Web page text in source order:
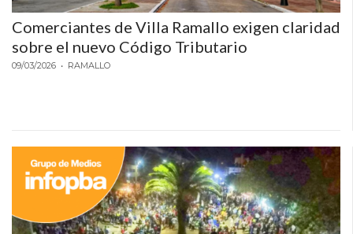
PRONÓSTICO
HORÓSCOPO
CÓMO FUNCIONA: CREAR
TIENDAS ONLINE CON
PEDIDOS POR WHATSAPP
Comerciantes de Villa Ramallo exigen claridad
sobre el nuevo Código Tributario
09/03/2026 • RAMALLO